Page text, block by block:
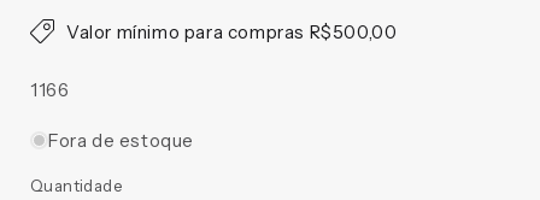
Valor mínimo para compras R$500,00
SKU:
1166
Fora de estoque
Quantidade